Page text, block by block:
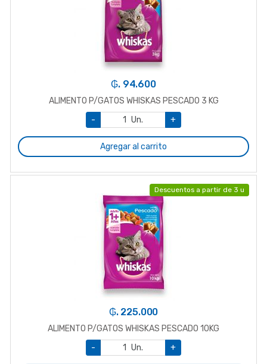
₲. 94.600
ALIMENTO P/GATOS WHISKAS PESCADO 3 KG
-
Un. +
Agregar al carrito
Descuentos a partir de 3 u
₲. 225.000
ALIMENTO P/GATOS WHISKAS PESCADO 10KG
-
Un. +